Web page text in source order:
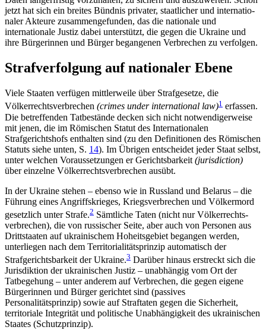
jetzt hat sich ein breites Bündnis privater, staatlicher und internatio­
naler Akteure zusammengefunden, das die nationale und
internationale Justiz dabei unterstützt, die gegen die Ukraine und
ihre Bürgerinnen und Bürger began­ge­nen Verbrechen zu verfolgen.
Strafverfolgung auf nationaler Ebene
Viele Staaten verfügen mittlerweile über Strafgesetze, die
Völkerrechtsverbrechen (crimes under international law)1 erfassen.
Die betreffenden Tatbestände decken sich nicht notwendigerweise
mit jenen, die im Römi­schen Statut des Internationalen
Strafgerichtshofs enthalten sind (zu den Definitionen des Römischen
Statuts siehe unten, S. 14). Im Übrigen entscheidet jeder Staat selbst,
unter welchen Voraussetzungen er Gerichtsbarkeit (jurisdiction)
über einzelne Völkerrechtsverbrechen ausübt.
In der Ukraine stehen – ebenso wie in Russland und Belarus – die
Führung eines Angriffskrieges, Kriegsverbrechen und Völkermord
gesetzlich unter Strafe.2 Sämtliche Taten (nicht nur Völkerrechts­
verbrechen), die von russischer Seite, aber auch von Personen aus
Drittstaaten auf ukrainischem Hoheitsgebiet begangen werden,
unterliegen nach dem Territorialitätsprinzip automatisch der
Strafgerichtsbarkeit der Ukraine.3 Darüber hinaus erstreckt sich die
Jurisdiktion der ukrainischen Justiz – unabhängig vom Ort der
Tatbegehung – unter anderem auf Verbrechen, die gegen eigene
Bürgerinnen und Bürger gerichtet sind (passives
Personalitätsprinzip) sowie auf Straftaten gegen die Sicherheit,
territoriale Integrität und politische Unabhängigkeit des ukrai­nischen
Staates (Schutzprinzip).